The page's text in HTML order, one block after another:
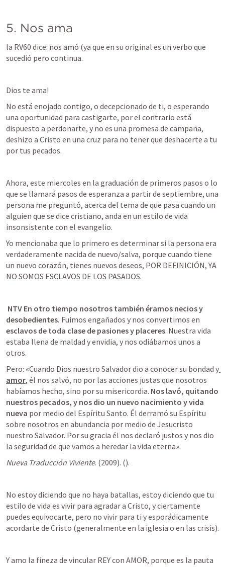
5. Nos ama
la RV60 dice: nos amó (ya que en su original es un verbo que
sucedió pero continua.
Dios te ama!
No está enojado contigo, o decepcionado de ti, o esperando
una oportunidad para castigarte, por el contrario está
dispuesto a perdonarte, y no es una promesa de campaña,
deshizo a Cristo en una cruz para no tener que deshacerte a tu
por tus pecados.
Ahora, este miercoles en la graduación de primeros pasos o lo
que se llamará pasos de esperanza a partir de septiembre, una
persona me preguntó, acerca del tema de que pasa cuando un
alguien que se dice cristiano, anda en un estilo de vida
insonsistente con el evangelio.
Yo mencionaba que lo primero es determinar si la persona era
verdaderamente nacida de nuevo/salva, porque cuando tiene
un nuevo corazón, tienes nuevos deseos, POR DEFINICIÓN, YA
NO SOMOS ESCLAVOS DE LOS PASADOS.
desobedientes.
esclavos de toda clase de pasiones y placeres. Nuestra vida
estaba llena de maldad y envidia, y nos odiábamos unos a
otros.
Pero: «Cuando Dios nuestro Salvador dio a conocer su bondad y
amor, él nos salvó, no por las acciones justas que nosotros
habíamos hecho, sino por su misericordia. Nos lavó, quitando
nuestros pecados, y nos dio un nuevo nacimiento y vida
nueva por medio del Espíritu Santo. Él derramó su Espíritu
sobre nosotros en abundancia por medio de Jesucristo
nuestro Salvador. Por su gracia él nos declaró justos y nos dio
la seguridad de que vamos a heredar la vida eterna».
Nueva Traducción Viviente. (2009). ().
No estoy diciendo que no haya batallas, estoy diciendo que tu
estilo de vida es vivir para agradar a Cristo, y ciertamente
puedes equivocarte, pero no vivir para ti y esporádicamente
acordarte de Cristo (generalmente en la iglesia o en las crisis).
Y amo la fineza de vincular REY con AMOR, porque es la pauta